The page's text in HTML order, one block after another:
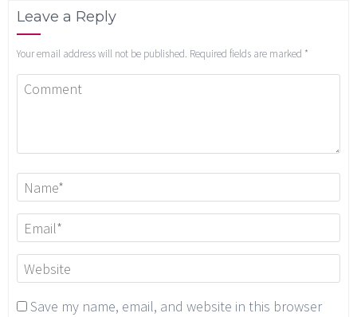
Leave a Reply
Your email address will not be published. Required fields are marked *
Save my name, email, and website in this browser